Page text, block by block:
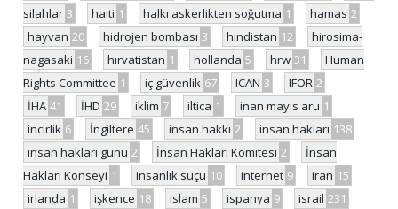
silahlar 3 haiti 1 halkı askerlikten soğutma 1 hamas 2
hayvan 20 hidrojen bombası 3 hindistan 12
hirosima-
nagasaki 16 hırvatistan 1 hollanda 5 hrw 31
Human
Rights Committee 1 iç güvenlik 67 ICAN 3 IFOR 2
İHA 41 İHD 29 iklim 7 iltica 1 inan mayıs aru 1
incirlik 6 İngiltere 45 insan hakkı 2 insan hakları 138
insan hakları günü 2 İnsan Hakları Komitesi 2
İnsan
Hakları Konseyi 1 insanlık suçu 10 internet 9 iran 15
irlanda 1 işkence 18 islam 5 ispanya 9 israil 231